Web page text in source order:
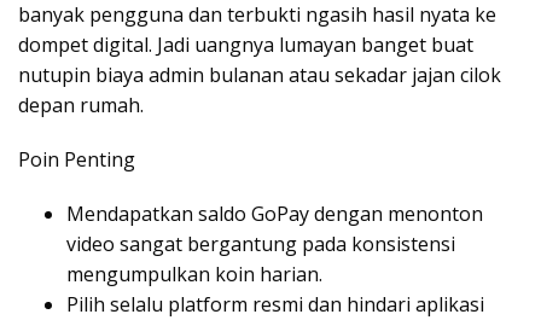
banyak pengguna dan terbukti ngasih hasil nyata ke
dompet digital. Jadi uangnya lumayan banget buat
nutupin biaya admin bulanan atau sekadar jajan cilok
depan rumah.
Poin Penting
Mendapatkan saldo GoPay dengan menonton
video sangat bergantung pada konsistensi
mengumpulkan koin harian.
Pilih selalu platform resmi dan hindari aplikasi